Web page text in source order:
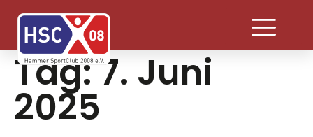
Tag:7. Juni
2025